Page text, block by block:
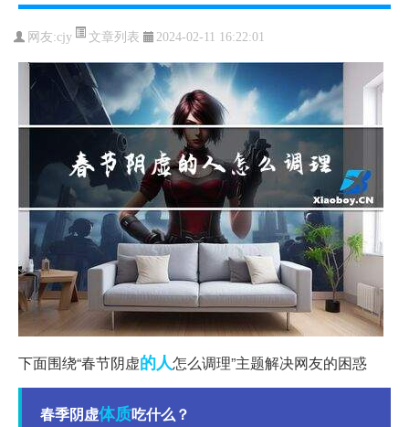
网友:cjy 文章列表 2024-02-11 16:22:01
下面围绕“春节阴虚的人怎么调理”主题解决网友的困惑
春季阴虚体质吃什么？